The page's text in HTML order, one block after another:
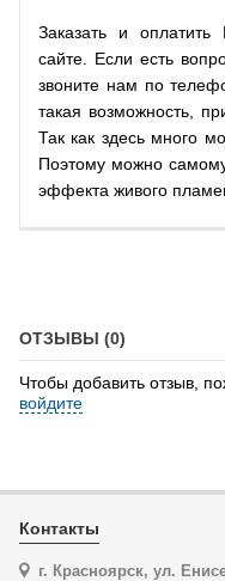
Заказать и
сайте. Если есть
звоните нам по
такая возможность,
Так как здесь много
Поэтому можно
эффекта живого
ОТЗЫВЫ (0)
Чтобы добавить отзыв,
войдите
Контакты
г. Красноярск, ул.